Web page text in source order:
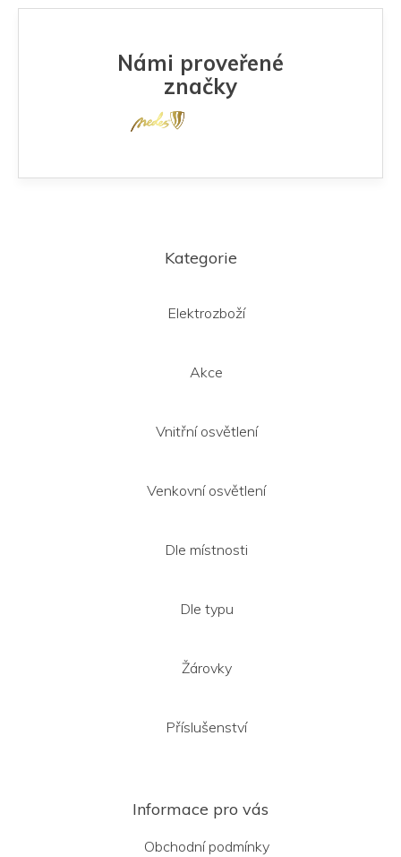
Námi proveřené
značky
Kategorie
Elektrozboží
Akce
Vnitřní osvětlení
Venkovní osvětlení
Dle místnosti
Dle typu
Žárovky
Příslušenství
Informace pro vás
Obchodní podmínky